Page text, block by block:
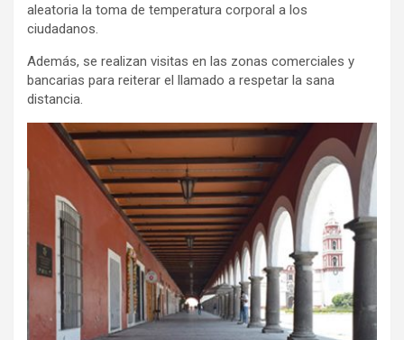
aleatoria la toma de temperatura corporal a los
ciudadanos.
Además, se realizan visitas en las zonas comerciales y
bancarias para reiterar el llamado a respetar la sana
distancia.